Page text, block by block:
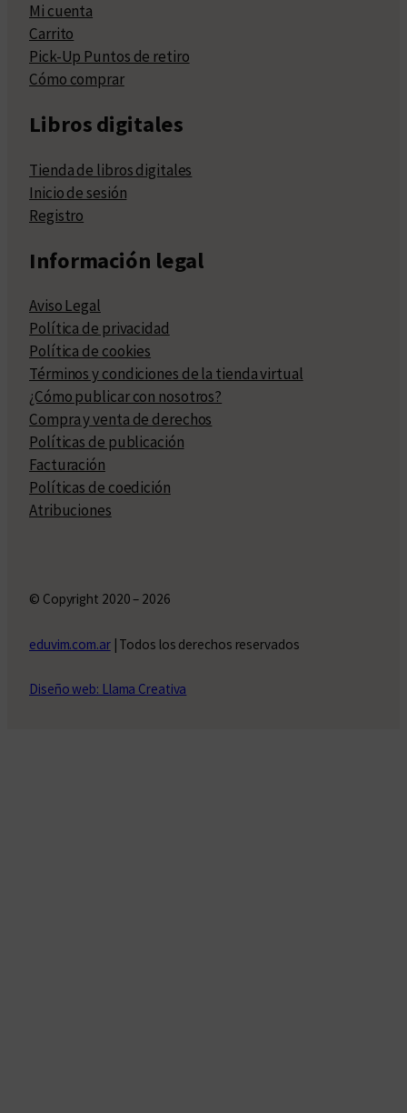
Mi cuenta
Carrito
Pick-Up Puntos de retiro
Cómo comprar
Libros digitales
Tienda de libros digitales
Inicio de sesión
Registro
Información legal
Aviso Legal
Política de privacidad
Política de cookies
Términos y condiciones de la tienda virtual
¿Cómo publicar con nosotros?
Compra y venta de derechos
Políticas de publicación
Facturación
Políticas de coedición
Atribuciones
© Copyright 2020 – 2026
eduvim.com.ar| Todos los derechos reservados
Diseño web: Llama Creativa